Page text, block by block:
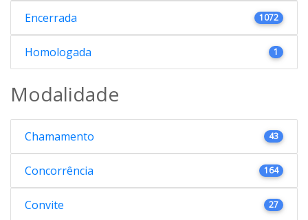
Encerrada 1072
Homologada 1
Modalidade
Chamamento 43
Concorrência 164
Convite 27